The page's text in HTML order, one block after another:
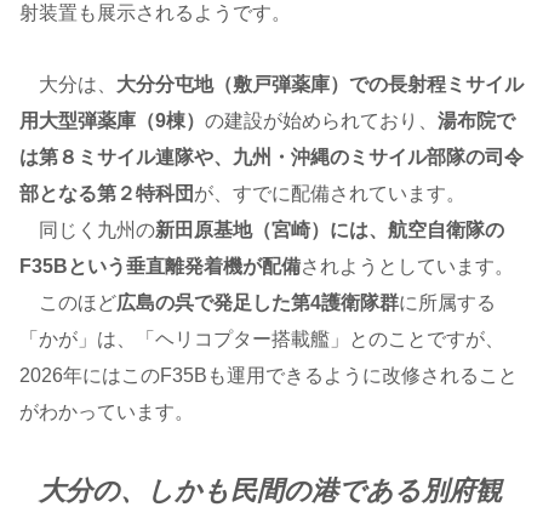
射装置も展示されるようです。
大分は、 大分分屯地（敷戸弾薬庫）での長射程ミサイル
用大型弾薬庫（9棟） の建設が始められており、 湯布院で
は第８ミサイル連隊や、九州・沖縄のミサイル部隊の司令
部となる第２特科団 が、すでに配備されています。
同じく九州の新田原基地（宮崎）には、航空自衛隊の
F35Bという垂直離発着機が配備されようとしています。
このほど広島の呉で発足した第4護衛隊群に所属する
「かが」は、「ヘリコプター搭載艦」とのことですが、
2026年にはこのF35Bも運用できるように改修されること
がわかっています。
大分の、しかも民間の港である別府観